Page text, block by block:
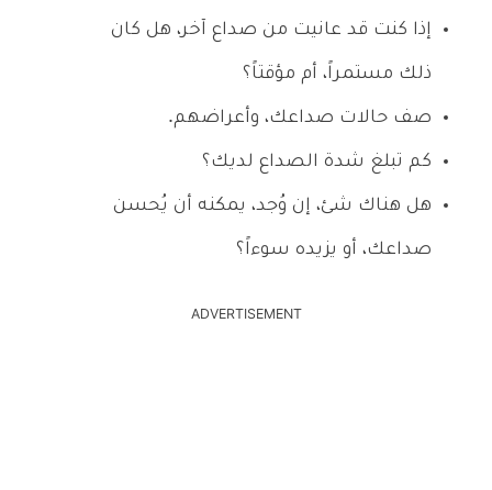
إذا كنت قد عانيت من صداع آخر، هل كان
ذلك مستمراً، أم مؤقتاً؟
صف حالات صداعك، وأعراضهم.
كم تبلغ شدة الصداع لديك؟
هل هناك شئ، إن وُجد، يمكنه أن يُحسن
صداعك، أو يزيده سوءاً؟
ADVERTISEMENT